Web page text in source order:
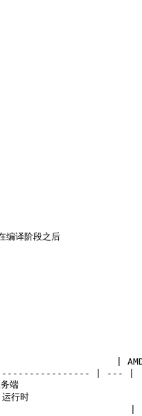
译阶段之后
|
| --- |
务端
| 运行时
|